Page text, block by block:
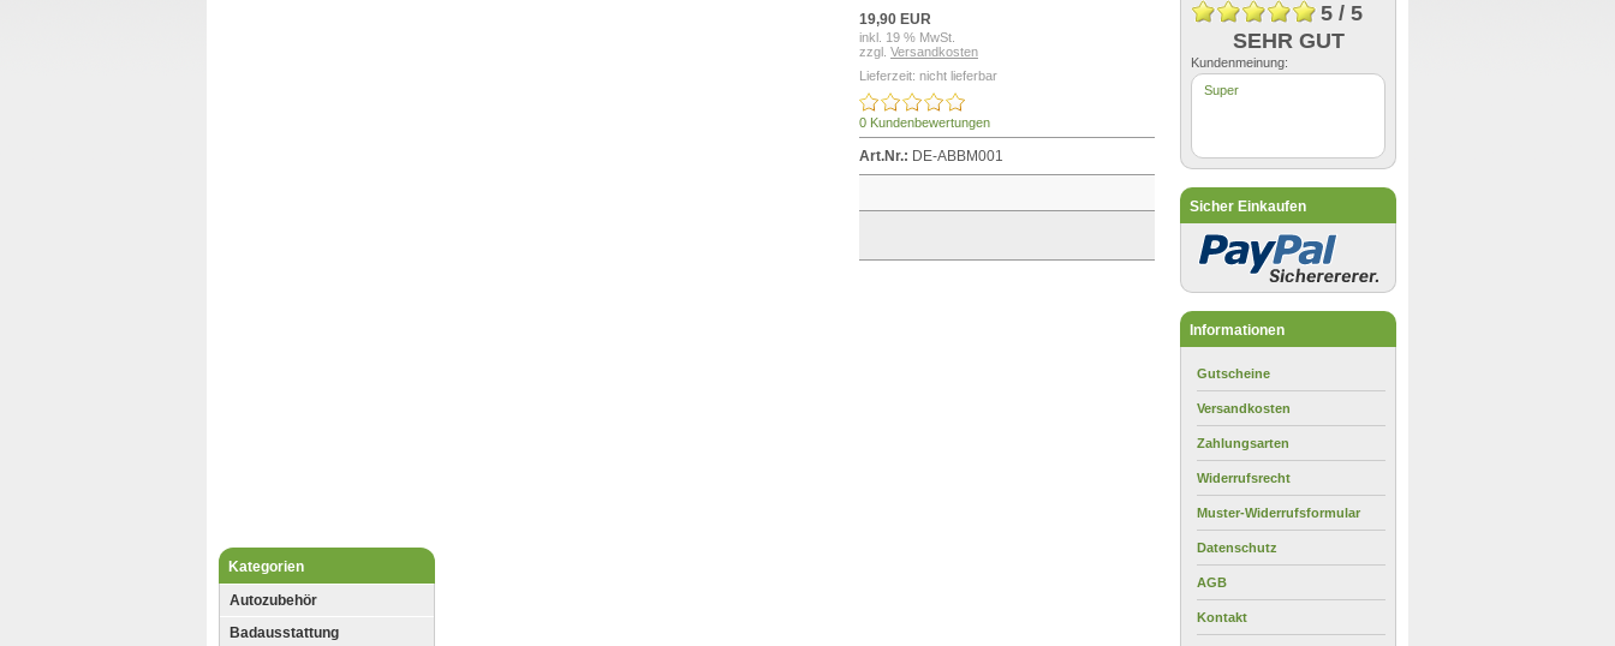
Kategorien
Autozubehör
Badausstattung
19,90 EUR
inkl. 19 % MwSt.
zzgl. Versandkosten
Lieferzeit: nicht lieferbar
0 Kundenbewertungen
Art.Nr.: DE-ABBM001
5 / 5
SEHR GUT
Kundenmeinung:
Super
Sicher Einkaufen
Informationen
Gutscheine
Versandkosten
Zahlungsarten
Widerrufsrecht
Muster-Widerrufsformular
Datenschutz
AGB
Kontakt